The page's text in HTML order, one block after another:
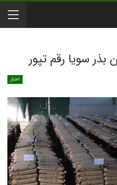
اخبار